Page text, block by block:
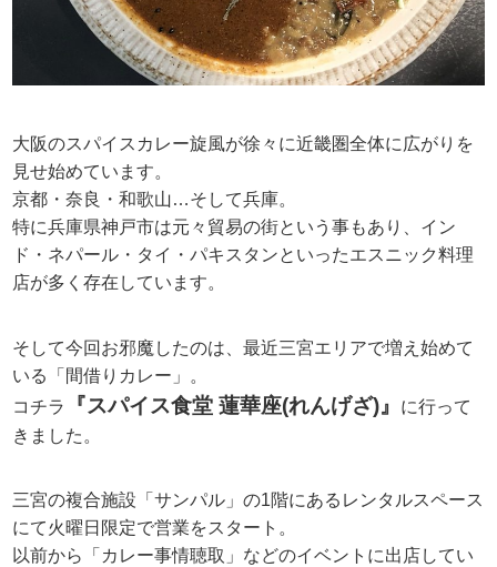
大阪のスパイスカレー旋風が徐々に近畿圏全体に広がりを
見せ始めています。
京都・奈良・和歌山…そして兵庫。
特に兵庫県神戸市は元々貿易の街という事もあり、イン
ド・ネパール・タイ・パキスタンといったエスニック料理
店が多く存在しています。
そして今回お邪魔したのは、最近三宮エリアで増え始めて
いる「間借りカレー」。
コチラ
『スパイス食堂 蓮華座(れんげざ)』
に行って
きました。
三宮の複合施設「サンパル」の1階にあるレンタルスペース
にて火曜日限定で営業をスタート。
以前から「カレー事情聴取」などのイベントに出店してい